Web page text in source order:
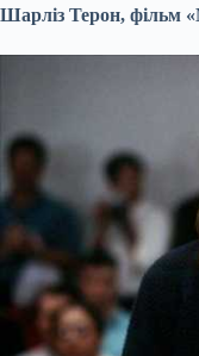
Шарліз Терон, фільм